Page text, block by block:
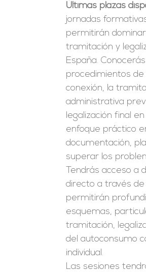
era:
246,00€.
es:
Últimas plazas
jornadas
permitirán
tramitación y
España.
procedimientos de
conexión, la
administrativa
legalización final
enfoque práctico
documentación,
superar los
Tendrás acceso a
directo a través
permitirán
esquemas,
tramitación,
del autoconsumo
individual.
Las sesiones